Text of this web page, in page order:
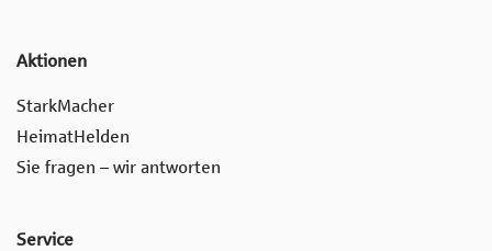
Aktionen
StarkMacher
HeimatHelden
Sie fragen – wir antworten
Service